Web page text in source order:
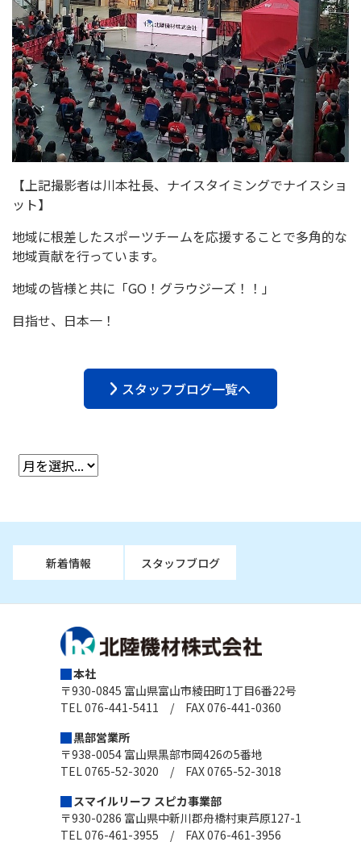
【上記撮影者は川本社長、ナイスタイミングでナイスショ
ット】
地域に根差したスポーツチームを応援することで多角的な
地域貢献を行っています。
地域の皆様と共に「GO！グラウジーズ！！」
目指せ、日本一！
スタッフブログ一覧へ
新着情報 スタッフブログ
本社
〒930-0845 富山県富山市綾田町1丁目6番22号
TEL 076-441-5411 / FAX 076-441-0360
黒部営業所
〒938-0054 富山県黒部市岡426の5番地
TEL 0765-52-3020 / FAX 0765-52-3018
スマイルリーフ スピカ事業部
〒930-0286 富山県中新川郡舟橋村東芦原127-1
TEL 076-461-3955 / FAX 076-461-3956